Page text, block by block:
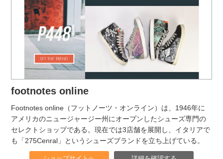
footnotes online
Footnotes online（フットノーツ・オンライン）は、1946年に
アメリカのニュージャージー州にオープンしたシューズ専門の
セレクトショップである。現在では3店舗を展開し、イタリアで
も「275Cenral」というシューズブランドを立ち上げている。